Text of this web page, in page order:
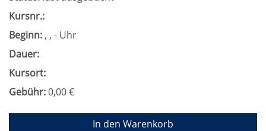
Kursnr.:
Beginn: , , - Uhr
Dauer:
Kursort:
Gebühr:0,00 €
In den Warenkorb